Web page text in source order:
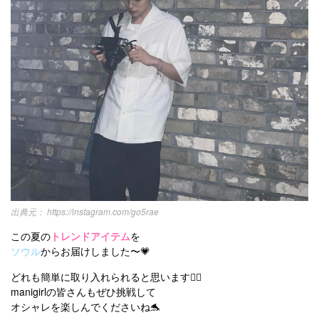
https://instagram.com/go5rae
この夏の トレンドアイテムを
ソウルからお届けしました〜💗
どれも簡単に取り入れられると思います✌🏻
manigirlの皆さんもぜひ挑戦して
オシャレを楽しんでくださいね🐬